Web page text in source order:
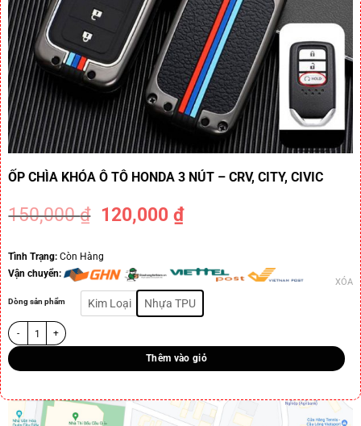
ỐP CHÌA KHÓA Ô TÔ HONDA 3 NÚT – CRV, CITY, CIVIC
150,000₫ 120,000₫
Tình Trạng:Còn Hàng
Vận chuyển:
Dòng sản phẩm Kim Loại Nhựa TPU
XÓA
Thêm vào giỏ